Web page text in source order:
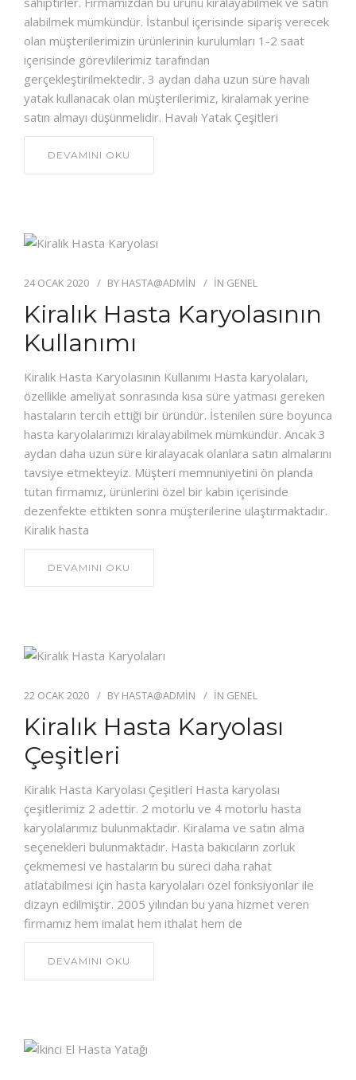
alabilmek mümkündür. İstanbul içerisinde sipariş verecek
olan müşterilerimizin ürünlerinin kurulumları 1-2 saat
içerisinde görevlilerimiz tarafından
gerçekleştirilmektedir. 3 aydan daha uzun süre havalı
yatak kullanacak olan müşterilerimiz, kiralamak yerine
satın almayı düşünmelidir. Havalı Yatak Çeşitleri
DEVAMINI OKU
24 OCAK 2020 BY HASTA@ADMIN IN GENEL
Kiralık Hasta Karyolasının
Kullanımı
Kiralık Hasta Karyolasının Kullanımı Hasta karyolaları,
özellikle ameliyat sonrasında kısa süre yatması gereken
hastaların tercih ettiği bir üründür. İstenilen süre boyunca
hasta karyolalarımızı kiralayabilmek mümkündür. Ancak 3
aydan daha uzun süre kiralayacak olanlara satın almalarını
tavsiye etmekteyiz. Müşteri memnuniyetini ön planda
tutan firmamız, ürünlerini özel bir kabin içerisinde
dezenfekte ettikten sonra müşterilerine ulaştırmaktadır.
Kiralık hasta
DEVAMINI OKU
22 OCAK 2020 BY HASTA@ADMIN IN GENEL
Kiralık Hasta Karyolası
Çeşitleri
Kiralık Hasta Karyolası Çeşitleri Hasta karyolası
çeşitlerimiz 2 adettir. 2 motorlu ve 4 motorlu hasta
karyolalarımız bulunmaktadır. Kiralama ve satın alma
seçenekleri bulunmaktadır. Hasta bakıcıların zorluk
çekmemesi ve hastaların bu süreci daha rahat
atlatabilmesi için hasta karyolaları özel fonksiyonlar ile
dizayn edilmiştir. 2005 yılından bu yana hizmet veren
firmamız hem imalat hem ithalat hem de
DEVAMINI OKU